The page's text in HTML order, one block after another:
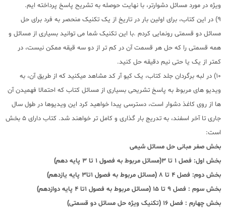
ویژه در مورد مسائل دشوارتر، با نهایت حوصله به تشریح پاسخ پرداخته ایم.
9) در این کتاب، برای اولین بار در تاریخ از یک تکنیک منحصر به فرد برای حل
مسائل دو قسمتی رونمایی کردم .با این تکنیک شما می توانید بسیاری از مسائل و
همه قسمتی را که حل هر قسمت آن در کم تر از دو سه قیقه ممکن نیست، در
کمتر از یک یا حتی نیم دقیقه حل کنید.
10) در لبه برگردان جلد کتاب، یک کیو آر کد مشاهد میکنید که از طریق آن، به
ویدیو های مربوط به پاسخ تشریحی بسیاری از مسائل کتاب که احتمالا فهمیدن آن
ها از روی کاغذ دشوار است، دسترسی پیدا خواهید کرد این ویدیوها در طول سال
جاری تا آخر اسفند، به تدریج بار گذاری و کامل تر خواهند شد. کتاب دارای 5 بخش
است:
بخش صفر مبانی حل مسائل شیمی
بخش اول: فصل 1 تا 3(مسائل مربوط به فصول 1 تا 3 پایه دهم)
بخش دوم: فصل 4 تا 8 (مسائل مربوط به فصول 1تا3 پایه یازدهم)
بخش سوم : فصل 9 تا 15 (مسائل مربوط به فصول 1تا 4 پایه دوازدهم)
بخش چهارم : فصل 16 (تکنیک ویژه حل مسائل دو قسمتی)